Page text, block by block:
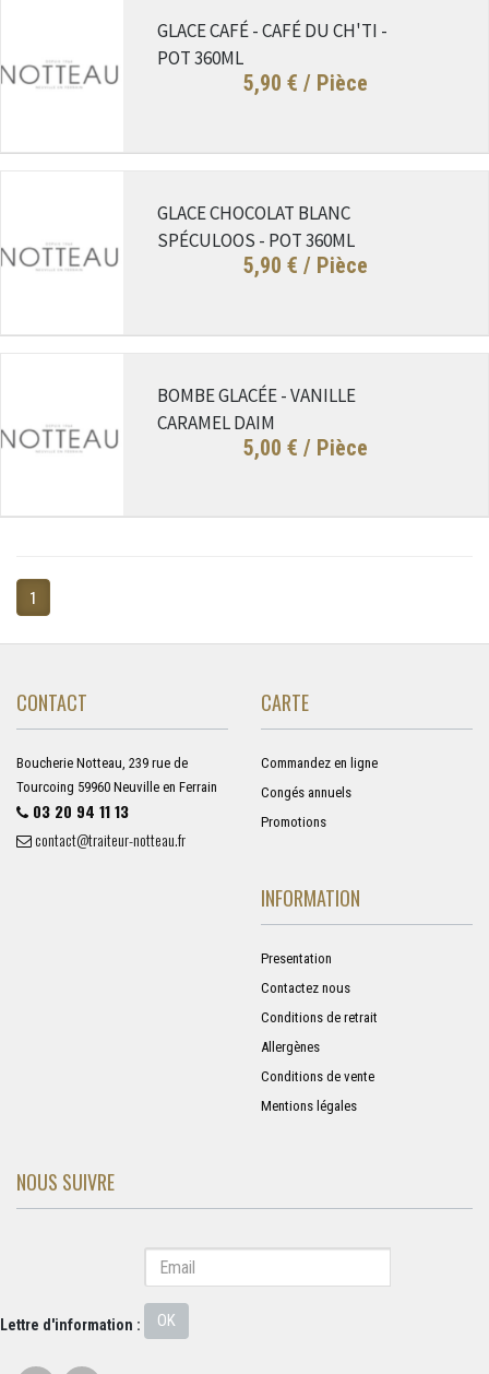
GLACE CAFÉ - CAFÉ DU CH'TI -
POT 360ML
5,90 € / Pièce
GLACE CHOCOLAT BLANC
SPÉCULOOS - POT 360ML
5,90 € / Pièce
BOMBE GLACÉE - VANILLE
CARAMEL DAIM
5,00 € / Pièce
1
CONTACT
Boucherie Notteau, 239 rue de
Tourcoing 59960 Neuville en Ferrain
03 20 94 11 13
contact@traiteur-notteau.fr
CARTE
Commandez en ligne
Congés annuels
Promotions
INFORMATION
Presentation
Contactez nous
Conditions de retrait
Allergènes
Conditions de vente
Mentions légales
NOUS SUIVRE
Lettre d'information : OK